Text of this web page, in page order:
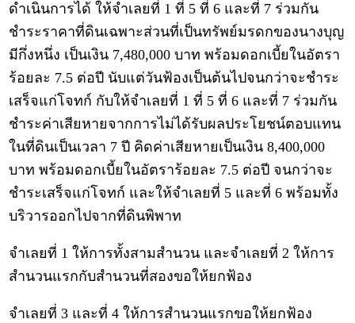
ดำเนินการได้ ให้จำเลยที่ 1 ที่ 5 ที่ 6 และที่ 7 ร่วมกัน
ชำระราคาที่ดินเฉพาะส่วนที่เป็นทรัพย์มรดกของนางบุญ
มีกึ่งหนึ่ง เป็นเงิน 7,480,000 บาท พร้อมดอกเบี้ยในอัตรา
ร้อยละ 7.5 ต่อปี นับแต่วันฟ้องเป็นต้นไปจนกว่าจะชำระ
เสร็จแก่โจทก์ กับให้จำเลยที่ 1 ที่ 5 ที่ 6 และที่ 7 ร่วมกัน
ชำระค่าเสียหายจากการไม่ได้รับผลประโยชน์ตอบแทน
ในที่ดินเป็นเวลา 7 ปี คิดค่าเสียหายเป็นเงิน 8,400,000
บาท พร้อมดอกเบี้ยในอัตราร้อยละ 7.5 ต่อปี จนกว่าจะ
ชำระเสร็จแก่โจทก์ และให้จำเลยที่ 5 และที่ 6 พร้อมทั้ง
บริวารออกไปจากที่ดินพิพาท
จำเลยที่ 1 ให้การทั้งสามสำนวน และจำเลยที่ 2 ให้การ
สำนวนแรกกับสำนวนที่สองขอให้ยกฟ้อง
จำเลยที่ 3 และที่ 4 ให้การสำนวนแรกขอให้ยกฟ้อง